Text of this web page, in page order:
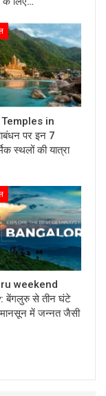
in
पर इन 7
स्थलों की यात्रा
weekend
बेंगलुरु से तीन घंटे
मानसून में जन्नत जैसी